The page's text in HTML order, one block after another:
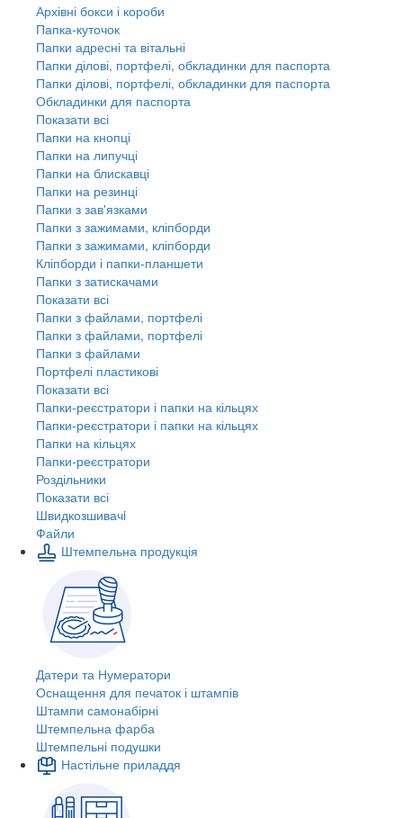
Архівні бокси і короби
Папка-куточок
Папки адресні та вітальні
Папки ділові, портфелі, обкладинки для паспорта
Папки ділові, портфелі, обкладинки для паспорта
Обкладинки для паспорта
Показати всі
Папки на кнопці
Папки на липучці
Папки на блискавці
Папки на резинці
Папки з зав'язками
Папки з зажимами, кліпборди
Папки з зажимами, кліпборди
Кліпборди і папки-планшети
Папки з затискачами
Показати всі
Папки з файлами, портфелі
Папки з файлами, портфелі
Папки з файлами
Портфелі пластикові
Показати всі
Папки-реєстратори і папки на кільцях
Папки-реєстратори і папки на кільцях
Папки на кільцях
Папки-реєстратори
Роздільники
Показати всі
Швидкозшивачi
Файли
Штемпельна продукція
Датери та Нумератори
Оснащення для печаток і штампів
Штампи самонабірні
Штемпельна фарба
Штемпельні подушки
Настільне приладдя